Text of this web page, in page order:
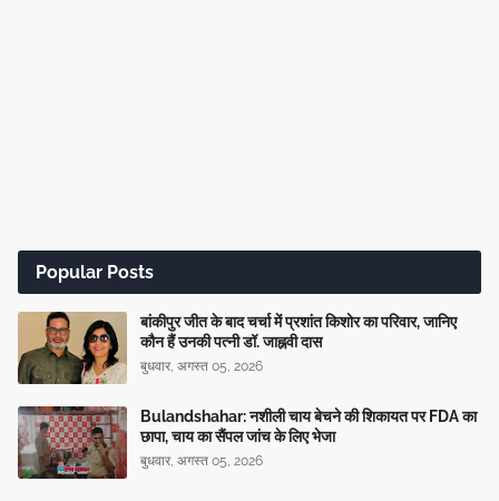
Popular Posts
बांकीपुर जीत के बाद चर्चा में प्रशांत किशोर का परिवार, जानिए
कौन हैं उनकी पत्नी डॉ. जाह्नवी दास
बुधवार, अगस्त 05, 2026
Bulandshahar: नशीली चाय बेचने की शिकायत पर FDA का
छापा, चाय का सैंपल जांच के लिए भेजा
बुधवार, अगस्त 05, 2026